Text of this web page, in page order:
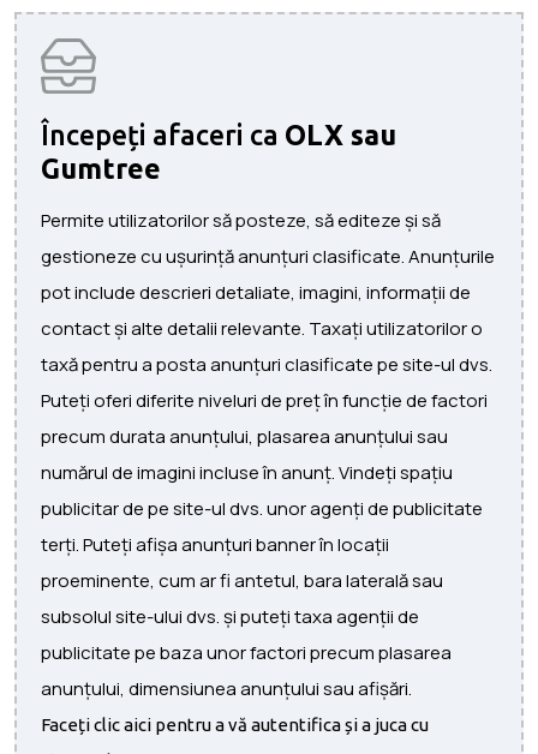
Începeți afaceri ca OLX sau
Gumtree
Permite utilizatorilor să posteze, să editeze și să
gestioneze cu ușurință anunțuri clasificate. Anunțurile
pot include descrieri detaliate, imagini, informații de
contact și alte detalii relevante. Taxați utilizatorilor o
taxă pentru a posta anunțuri clasificate pe site-ul dvs.
Puteți oferi diferite niveluri de preț în funcție de factori
precum durata anunțului, plasarea anunțului sau
numărul de imagini incluse în anunț. Vindeți spațiu
publicitar de pe site-ul dvs. unor agenți de publicitate
terți. Puteți afișa anunțuri banner în locații
proeminente, cum ar fi antetul, bara laterală sau
subsolul site-ului dvs. și puteți taxa agenții de
publicitate pe baza unor factori precum plasarea
anunțului, dimensiunea anunțului sau afișări.
Faceți clic aici pentru a vă autentifica și a juca cu